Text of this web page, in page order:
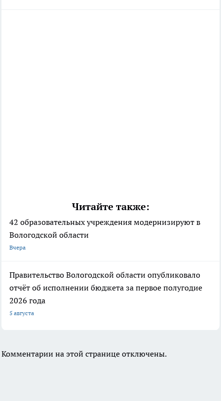
Читайте также:
42 образовательных учреждения модернизируют в
Вологодской области
Вчера
Правительство Вологодской области опубликовало
отчёт об исполнении бюджета за первое полугодие
2026 года
5 августа
Комментарии на этой странице отключены.